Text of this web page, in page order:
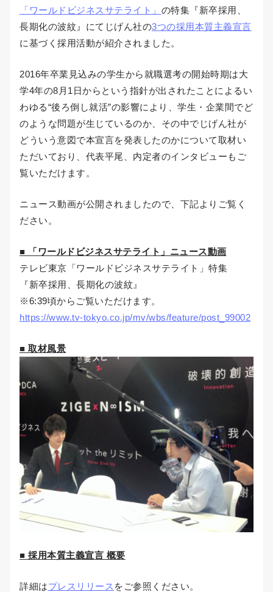
「ワールドビジネスサテライト」 の特集『新卒採用、
長期化の波紋』にてじげん社の3つの採用本質主義宣言
に基づく採用活動が紹介されました。
2016年卒業見込みの学生から就職選考の開始時期は大
学4年の8月1日からという指針が出されたことによるい
わゆる“後ろ倒し就活”の影響により、学生・企業間でど
のような問題が生じているのか、その中でじげん社が
どういう意図で本宣言を発表したのかについて取材い
ただいており、代表平尾、内定者のインタビューもご
覧いただけます。
ニュース動画が公開されましたので、下記よりご覧く
ださい。
■ 「ワールドビジネスサテライト」ニュース動画
テレビ東京「ワールドビジネスサテライト」特集
『新卒採用、長期化の波紋』
※6:39頃からご覧いただけます。
https://www.tv-tokyo.co.jp/mv/wbs/feature/post_99002
■ 取材風景
■ 採用本質主義宣言 概要
詳細はプレスリリース をご参照ください。